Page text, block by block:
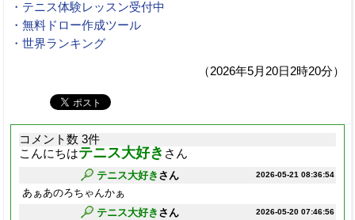
・テニス体験レッスン受付中
・無料ドロー作成ツール
・世界ランキング
（2026年5月20日2時20分）
コメント数 3件
こんにちはテニス大好き さん
2026-05-21 08:36:54
テニス大好き さん
あぁあのろちゃんかぁ
2026-05-20 07:46:56
テニス大好き さん